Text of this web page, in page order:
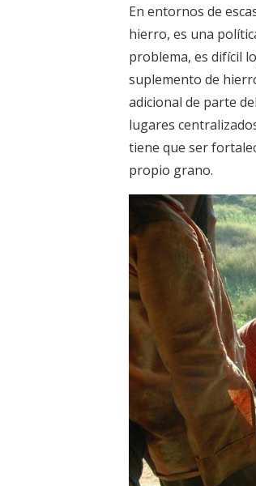
En entornos de
hierro, es una
problema, es difícil
suplemento de
adicional de parte
lugares
tiene que ser
propio grano.